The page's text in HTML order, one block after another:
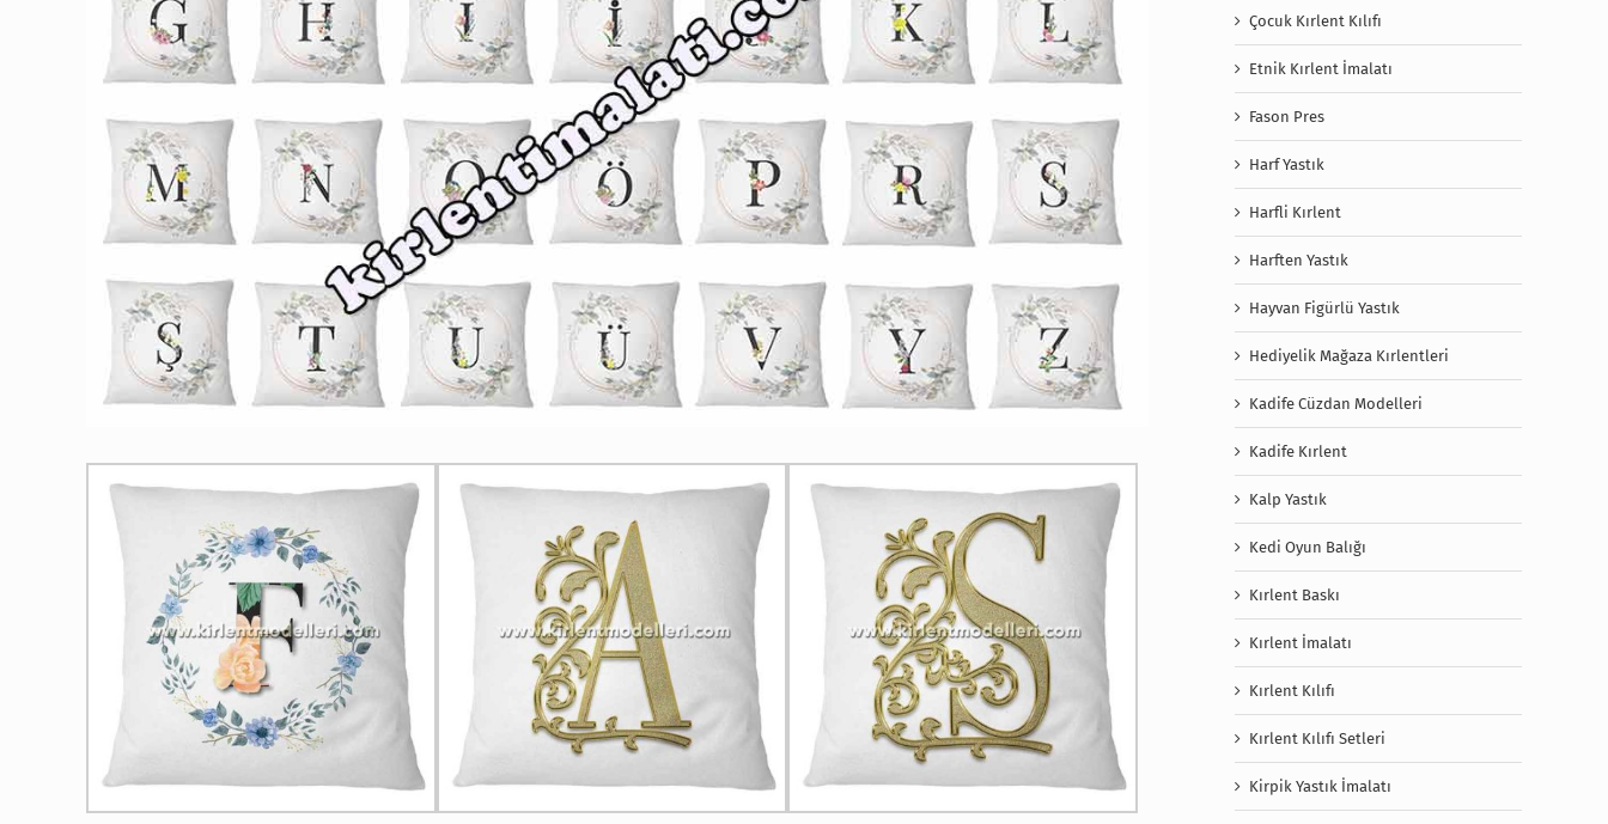
Çocuk Kırlent Kılıfı
Etnik Kırlent İmalatı
Fason Pres
Harf Yastık
Harfli Kırlent
Harften Yastık
Hayvan Figürlü Yastık
Hediyelik Mağaza Kırlentleri
Kadife Cüzdan Modelleri
Kadife Kırlent
Kalp Yastık
Kedi Oyun Balığı
Kırlent Baskı
Kırlent İmalatı
Kırlent Kılıfı
Kırlent Kılıfı Setleri
Kirpik Yastık İmalatı